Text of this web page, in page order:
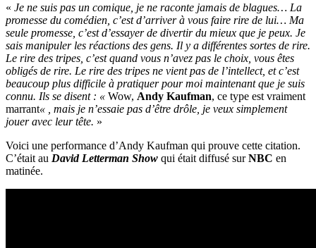
« Je ne suis pas un comique, je ne raconte jamais de blagues… La
promesse du comédien, c’est d’arriver à vous faire rire de lui… Ma
seule promesse, c’est d’essayer de divertir du mieux que je peux. Je
sais manipuler les réactions des gens. Il y a différentes sortes de rire.
Le rire des tripes, c’est quand vous n’avez pas le choix, vous êtes
obligés de rire. Le rire des tripes ne vient pas de l’intellect, et c’est
beaucoup plus difficile à pratiquer pour moi maintenant que je suis
connu. Ils se disent : « Wow, Andy Kaufman, ce type est vraiment
marrant« , mais je n’essaie pas d’être drôle, je veux simplement
jouer avec leur tête. »
Voici une performance d’Andy Kaufman qui prouve cette citation.
C’était au David Letterman Show qui était diffusé surNBC en
matinée.